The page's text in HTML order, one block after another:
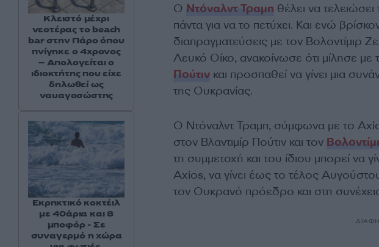
Ο Ντόναλντ Τραμπ θέλει να
πάντα για να το πετύχει. Και ενώ
διαπραγματεύσεις με τον Βολοντίμιρ
Λευκό Οίκο, ανακοίνωσε ότι μίλησε
Πούτινκαι προσπαθεί να γίνει μια
της Ουκρανίας.
Ο Ντόναλντ Τραμπ, σύμφωνα με το
στον Βλαντιμίρ Πούτιν και τον
τη συμμετοχή και του ίδιου μπορεί να
Axios, να γίνει έως το τέλος
τον Ουκρανό πρόεδρο και στη συνέχεια
Κλειστό μέχρι
νεοτέρας το beach
bar στην Πάρο όπου
πνίγηκε ο 4χρονος
– Απολογείται ο
ιδιοκτήτης που είχε
δηλωθεί ως
ναυαγοσώστης
Εκρηκτικό κοκτέιλ
με 40άρια και 8
μποφόρ - Σε
συναγερμό η χώρα